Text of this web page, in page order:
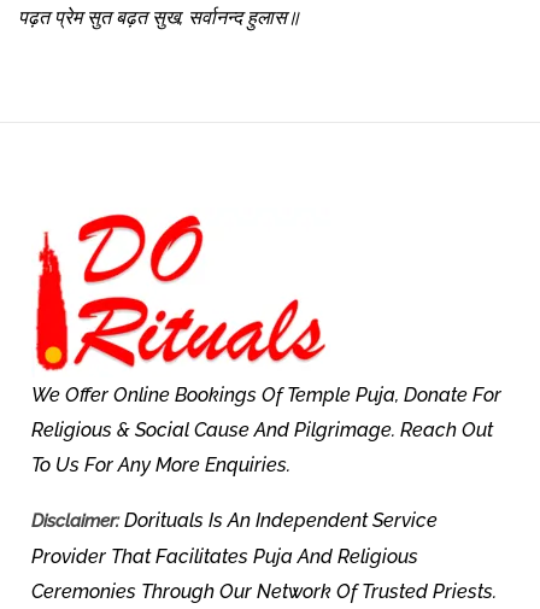
पढ़त प्रेम सुत बढ़त सुख, सर्वानन्द हुलास॥
We Offer Online Bookings Of Temple Puja, Donate For
Religious & Social Cause And Pilgrimage. Reach Out
To Us For Any More Enquiries.
Disclaimer:Dorituals Is An Independent Service
Provider That Facilitates Puja And Religious
Ceremonies Through Our Network Of Trusted Priests.